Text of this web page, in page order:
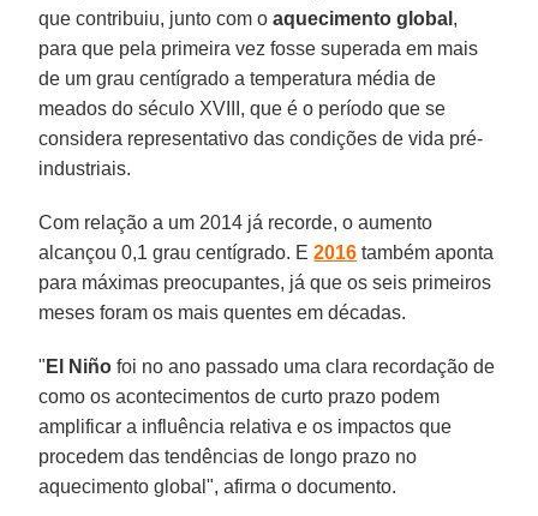
que contribuiu, junto com oaquecimento global ,
para que pela primeira vez fosse superada em mais
de um grau centígrado a temperatura média de
meados do século XVIII, que é o período que se
considera representativo das condições de vida pré-
industriais.
Com relação a um 2014 já recorde, o aumento
alcançou 0,1 grau centígrado. E2016 também aponta
para máximas preocupantes, já que os seis primeiros
meses foram os mais quentes em décadas.
" El Niño foi no ano passado uma clara recordação de
como os acontecimentos de curto prazo podem
amplificar a influência relativa e os impactos que
procedem das tendências de longo prazo no
aquecimento global", afirma o documento.